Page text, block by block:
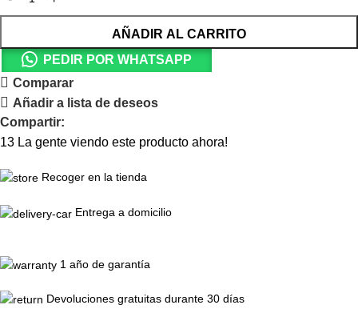
AÑADIR AL CARRITO
PEDIR POR WHATSAPP
Comparar
Añadir a lista de deseos
Compartir:
13 La gente viendo este producto ahora!
Recoger en la tienda
Entrega a domicilio
1 año de garantía
Devoluciones gratuitas durante 30 días